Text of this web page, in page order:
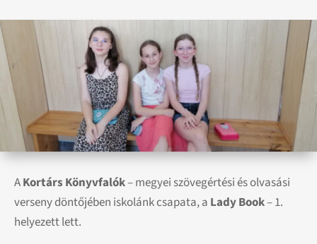
AKortárs Könyvfalók– megyei szövegértési és olvasási
verseny döntőjében iskolánk csapata, a Lady Book– 1.
helyezett lett.